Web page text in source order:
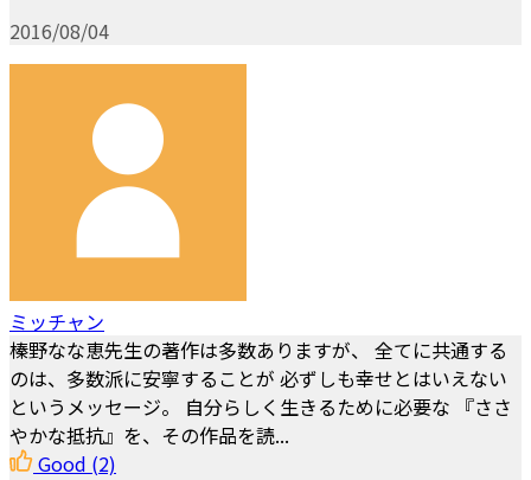
2016/08/04
ミッチャン
榛野なな恵先生の著作は多数ありますが、 全てに共通する
のは、多数派に安寧することが 必ずしも幸せとはいえない
というメッセージ。 自分らしく生きるために必要な 『ささ
やかな抵抗』を、その作品を読...
Good (2)